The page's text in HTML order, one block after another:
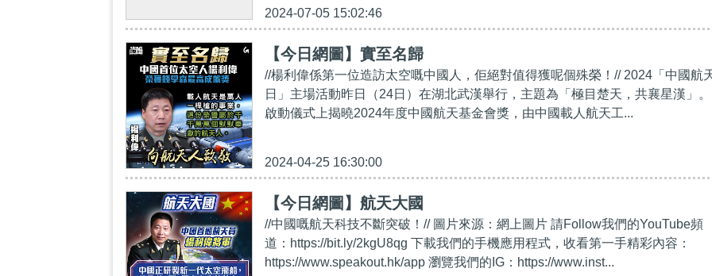
2024-07-05 15:02:46
【今日網圖】實至名歸
//楊利偉係第一位造訪太空嘅中國人，佢絕對值得獲呢個殊榮！// 2024「中國航
日」主場活動昨日（24日）在湖北武漢舉行，主題為「極目楚天，共襄星漢」。
啟動儀式上揭曉2024年度中國航天基金會獎，由中國載人航天工...
2024-04-25 16:30:00
【今日網圖】航天大國
//中國嘅航天科技不斷突破！// 圖片來源：網上圖片 請Follow我們的YouTube頻
道：https://bit.ly/2kgU8qg 下載我們的手機應用程式，收看第一手精彩內容：
https://www.speakout.hk/app 瀏覽我們的IG：https://www.inst...